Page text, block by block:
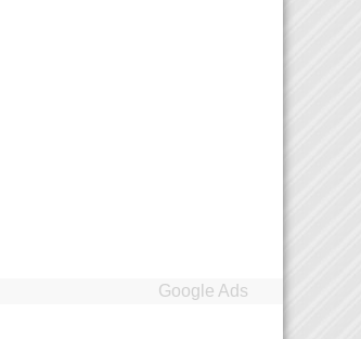
Google Ads